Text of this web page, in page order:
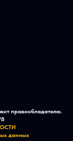
правообладателю.
данных